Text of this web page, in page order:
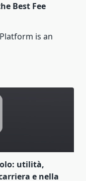
Best Fee
is an
utilità,
e nella